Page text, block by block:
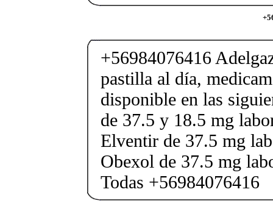
+56984076416
pastilla al día,
disponible en las
de 37.5 y 18.5 mg
Elventir de 37.5 mg
Obexol de 37.5 mg
Todas +56984076416